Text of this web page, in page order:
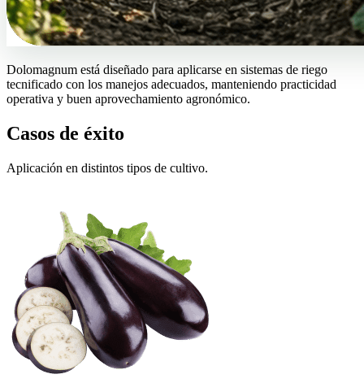
Dolomagnum está diseñado para aplicarse en sistemas de riego
tecnificado con los manejos adecuados, manteniendo practicidad
operativa y buen aprovechamiento agronómico.
Casos de éxito
Aplicación en distintos tipos de cultivo.